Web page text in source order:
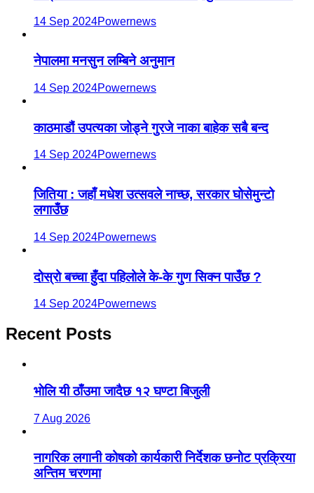
14 Sep 2024Powernews
नेपालमा मनसुन लम्बिने अनुमान
14 Sep 2024Powernews
काठमाडौं उपत्यका जोड्ने गुरजे नाका बाहेक सबै बन्द
14 Sep 2024Powernews
जितिया : जहाँ मधेश उत्सवले नाच्छ, सरकार घोसेमुन्टो
लगाउँछ
14 Sep 2024Powernews
दोस्रो बच्चा हुँदा पहिलोले के-के गुण सिक्न पाउँछ ?
14 Sep 2024Powernews
Recent Posts
भाेलि यी ठाँउमा जादैछ १२ घण्टा बिजुली
7 Aug 2026
नागरिक लगानी कोषको कार्यकारी निर्देशक छनोट प्रक्रिया
अन्तिम चरणमा